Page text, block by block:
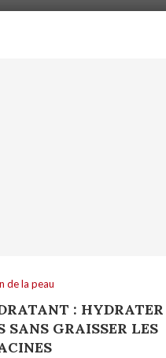
de la peau
: HYDRATER
SANS GRAISSER LES